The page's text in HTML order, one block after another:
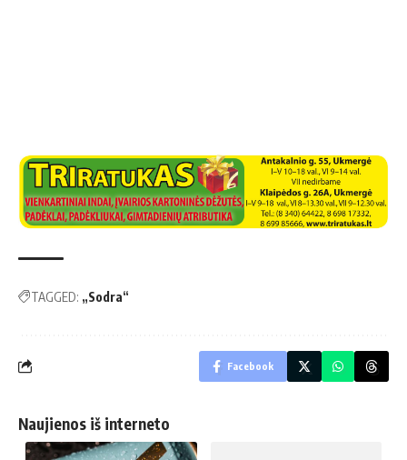
TAGGED: „Sodra“
Facebook
Naujienos iš interneto